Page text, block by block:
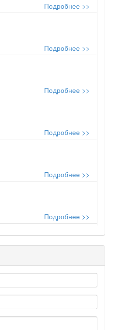
Подробнее >>
Подробнее >>
Подробнее >>
Подробнее >>
Подробнее >>
Подробнее >>